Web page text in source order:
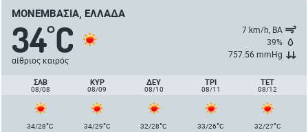
ΜΟΝΕΜΒΑΣΙΆ, ΕΛΛΆΔΑ
34°C
αίθριος καιρός
7 km/h, ΒΑ
39%
757.56 mmHg
ΣΑΒ
08/08
ΚΥΡ
08/09
ΔΕΥ
08/10
ΤΡΙ
08/11
ΤΕΤ
08/12
34/28°C 34/29°C 32/28°C 33/26°C 32/27°C